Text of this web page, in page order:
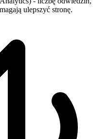
ulepszyć stronę.